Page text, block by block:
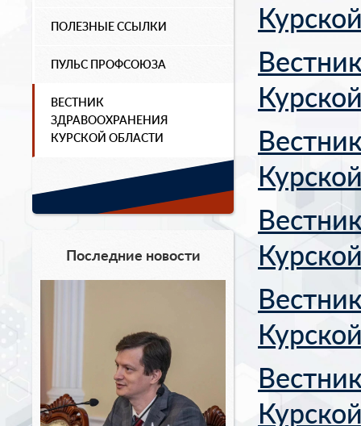
ПОЛЕЗНЫЕ ССЫЛКИ
ПУЛЬС ПРОФСОЮЗА
ВЕСТНИК
ЗДРАВООХРАНЕНИЯ
КУРСКОЙ ОБЛАСТИ
Последние новости